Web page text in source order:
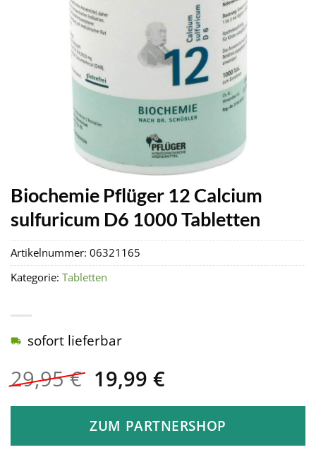
Biochemie Pflüger 12 Calcium
sulfuricum D6 1000 Tabletten
29,95€ Ursprünglicher
Preis
war:
29,95 €
19,99 €Aktueller
ist:
19,99 €.
sofort lieferbar
ZUM PARTNERSHOP
Artikelnummer: 06321165
Kategorie: Tabletten